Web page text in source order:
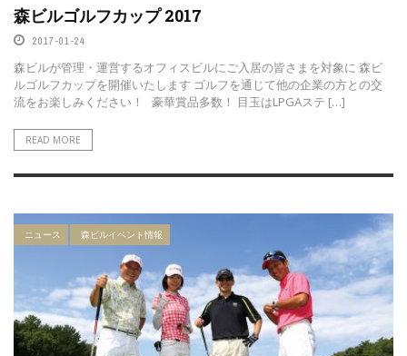
森ビルゴルフカップ 2017
2017-01-24
森ビルが管理・運営するオフィスビルにご入居の皆さまを対象に 森ビ
ルゴルフカップを開催いたします ゴルフを通じて他の企業の方との交
流をお楽しみください！ 豪華賞品多数！ 目玉はLPGAステ […]
READ MORE
ニュース 森ビルイベント情報